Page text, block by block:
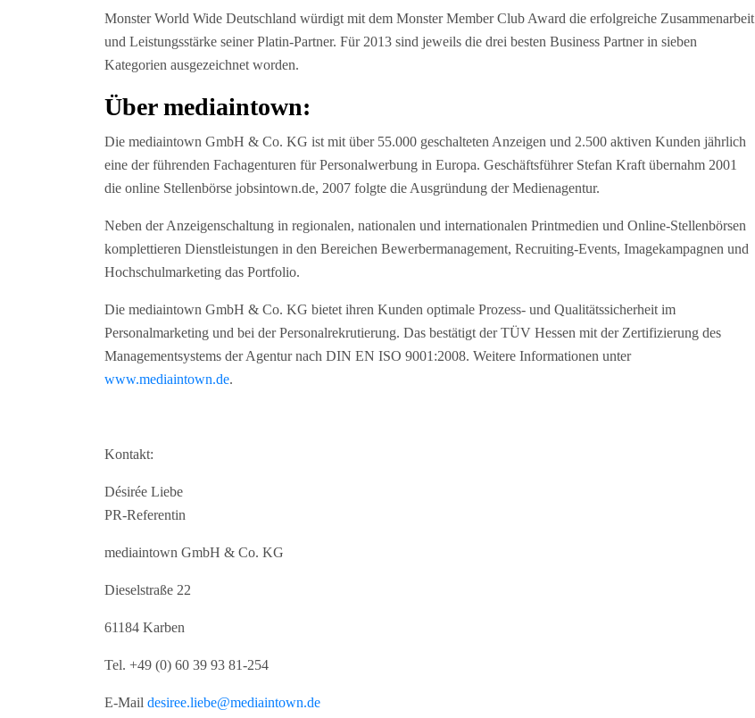
Monster World Wide Deutschland würdigt mit dem Monster Member Club Award die erfolgreiche Zusammenarbeit
und Leistungsstärke seiner Platin-Partner. Für 2013 sind jeweils die drei besten Business Partner in sieben
Kategorien ausgezeichnet worden.
Über mediaintown:
Die mediaintown GmbH & Co. KG ist mit über 55.000 geschalteten Anzeigen und 2.500 aktiven Kunden jährlich
eine der führenden Fachagenturen für Personalwerbung in Europa. Geschäftsführer Stefan Kraft übernahm 2001
die online Stellenbörse jobsintown.de, 2007 folgte die Ausgründung der Medienagentur.
Neben der Anzeigenschaltung in regionalen, nationalen und internationalen Printmedien und Online-Stellenbörsen
komplettieren Dienstleistungen in den Bereichen Bewerbermanagement, Recruiting-Events, Imagekampagnen und
Hochschulmarketing das Portfolio.
Die mediaintown GmbH & Co. KG bietet ihren Kunden optimale Prozess- und Qualitätssicherheit im
Personalmarketing und bei der Personalrekrutierung. Das bestätigt der TÜV Hessen mit der Zertifizierung des
Managementsystems der Agentur nach DIN EN ISO 9001:2008. Weitere Informationen unter
www.mediaintown.de.
Kontakt:
Désirée Liebe
PR-Referentin
mediaintown GmbH & Co. KG
Dieselstraße 22
61184 Karben
Tel. +49 (0) 60 39 93 81-254
E-Mail desiree.liebe@mediaintown.de